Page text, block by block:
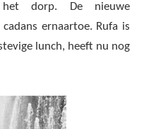
dorp. De nieuwe
ernaartoe. Rufa is
lunch, heeft nu nog